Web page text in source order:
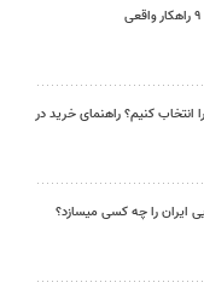
انتخاب کنیم؟ راهنمای خرید در
ایران را چه کسی میسازد؟